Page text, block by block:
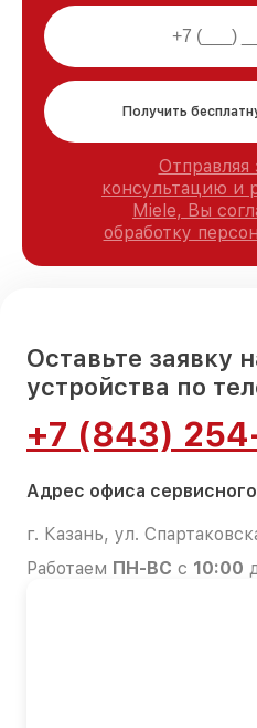
Получить
Отправляя
консультацию и
Miele, Вы
обработку
Оставьте заявку
устройства по
+7 (843)
Адрес офиса
г. Казань, ул.
Работаем ПН-ВС с 10:00